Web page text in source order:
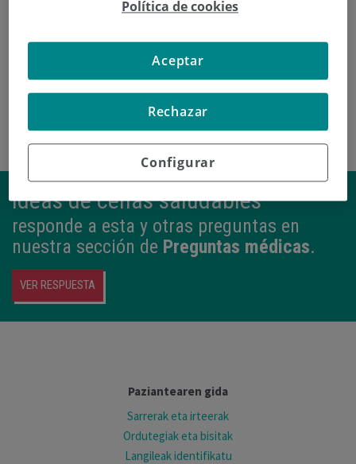
M. Mar Zabalo Arrieta Dk.
Ideas de cenas saludables
responde a esta y otras preguntas en
nuestra sección de Preguntas médicas.
VER RESPUESTA
Paziantearen gida
Sarrerak eta irteerak
Ordutegiak eta bisitak
Langileak identifikatu
Política de cookies
Configurar
Rechazar
Aceptar